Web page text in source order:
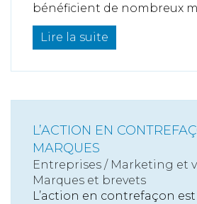
bénéficient de nombreux
Lire la suite
L’ACTION EN
MARQUES
Entreprises / Marketing et
Marques et brevets
L’action en contrefaçon